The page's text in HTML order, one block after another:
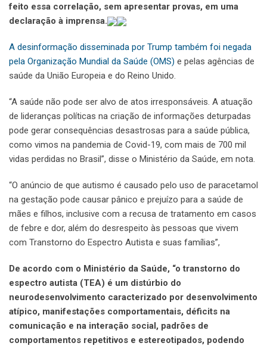
feito essa correlação, sem apresentar provas, em uma
declaração à imprensa.
A desinformação disseminada por Trump também foi negada
pela Organização Mundial da Saúde (OMS) e pelas agências de
saúde da União Europeia e do Reino Unido.
“A saúde não pode ser alvo de atos irresponsáveis. A atuação
de lideranças políticas na criação de informações deturpadas
pode gerar consequências desastrosas para a saúde pública,
como vimos na pandemia de Covid-19, com mais de 700 mil
vidas perdidas no Brasil”, disse o Ministério da Saúde, em nota.
“O anúncio de que autismo é causado pelo uso de paracetamol
na gestação pode causar pânico e prejuízo para a saúde de
mães e filhos, inclusive com a recusa de tratamento em casos
de febre e dor, além do desrespeito às pessoas que vivem
com Transtorno do Espectro Autista e suas famílias”,
De acordo com o Ministério da Saúde, “o transtorno do
espectro autista (TEA) é um distúrbio do
neurodesenvolvimento caracterizado por desenvolvimento
atípico, manifestações comportamentais, déficits na
comunicação e na interação social, padrões de
comportamentos repetitivos e estereotipados, podendo